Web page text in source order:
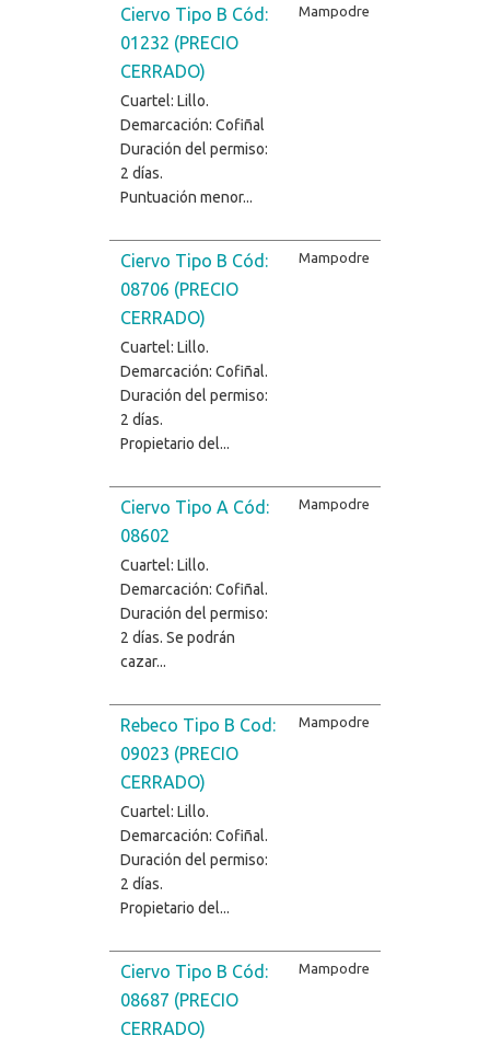
Ciervo Tipo B Cód:
01232 (PRECIO
CERRADO)
Cuartel: Lillo.
Demarcación: Cofiñal
Duración del permiso:
2 días.
Puntuación menor...
Mampodre
Ciervo Tipo B Cód:
08706 (PRECIO
CERRADO)
Cuartel: Lillo.
Demarcación: Cofiñal.
Duración del permiso:
2 días.
Propietario del...
Mampodre
Ciervo Tipo A Cód:
08602
Cuartel: Lillo.
Demarcación: Cofiñal.
Duración del permiso:
2 días. Se podrán
cazar...
Mampodre
Rebeco Tipo B Cod:
09023 (PRECIO
CERRADO)
Cuartel: Lillo.
Demarcación: Cofiñal.
Duración del permiso:
2 días.
Propietario del...
Mampodre
Ciervo Tipo B Cód:
08687 (PRECIO
CERRADO)
Mampodre